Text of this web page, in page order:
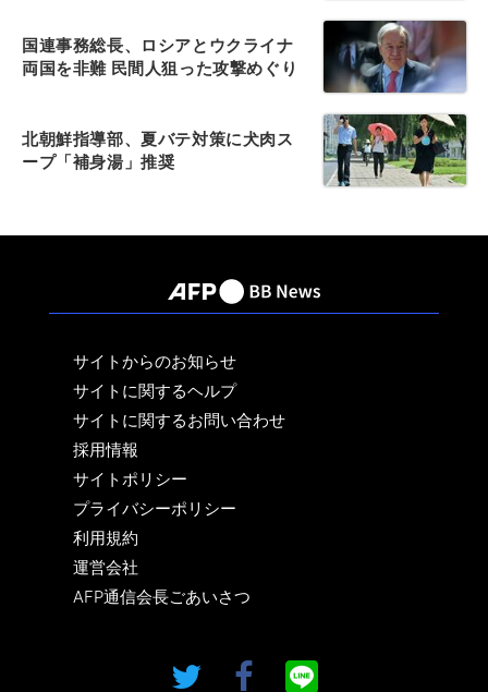
国連事務総長、ロシアとウクライナ
両国を非難 民間人狙った攻撃めぐり
北朝鮮指導部、夏バテ対策に犬肉ス
ープ「補身湯」推奨
サイトからのお知らせ
サイトに関するヘルプ
サイトに関するお問い合わせ
採用情報
サイトポリシー
プライバシーポリシー
利用規約
運営会社
AFP通信会長ごあいさつ